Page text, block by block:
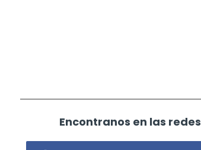
Encontranos en las redes